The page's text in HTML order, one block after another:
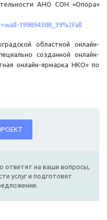
АНО СОН «Опора»
199894388_39%2Fall
областной онлайн-
созданной онлайн-
онлайн-ярмарка НКО» по
ответят на ваши вопросы,
услуг и подготовят